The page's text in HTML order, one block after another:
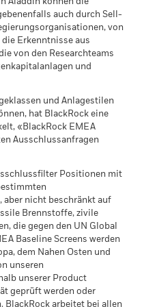
Vergleichsindex (%)
20212022202320242025
2018
20.7
21.0 15.2
ist keine Garantie
Ja
Asset Management
Ireland Limited
State Street Custodial
Services (Ireland) Limited
SDJP BW
Bis
30.Juni2017
Nettoeinnahmen des
einen Zeitraum von 12
NAV des
Mindestrendite.
Abzug der Kosten erhalten
Abzug der Kosten erhalten
Abzug der Kosten erhalten
Fall extremer
könnten.
die den
liegen, erfahren Sie
Equity Japan
57.93
Report (German -
- ISSAJPTTL
- ISSAJPTTL
(English)
(English -
(German -
auch durch Sell-
von
Erkenntnisse aus
von den Researchteams
und
und Anlagestilen
hat BlackRock eine
«BlackRock EMEA
Ausschlussanfragen
Positionen mit
nicht beschränkt auf
Brennstoffe, zivile
die gegen den UN Global
Baseline Screens werden
dem Nahen Osten und
unseren
unserer Product
geprüft werden oder
BlackRock arbeitet bei allen